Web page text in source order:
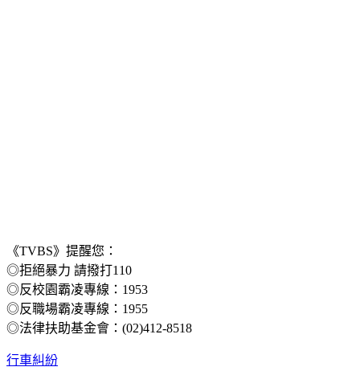
《TVBS》提醒您：
◎拒絕暴力 請撥打110
◎反校園霸凌專線：1953
◎反職場霸凌專線：1955
◎法律扶助基金會：(02)412-8518
行車糾紛